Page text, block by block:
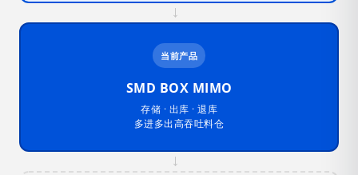
→
当前产品
SMD BOX MIMO
存储 · 出库 · 退库
多进多出高吞吐料仓
→